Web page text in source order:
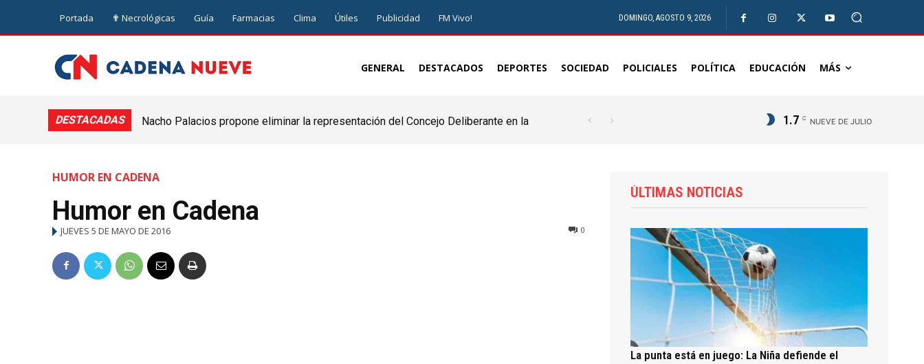
Portada ✟ Necrológicas Guía Farmacias Clima Útiles Publicidad FM Vivo! DOMINGO, AGOSTO 9, 2026
GENERAL DESTACADOS DEPORTES SOCIEDAD POLICIALES POLÍTICA EDUCACIÓN MÁS
DESTACADAS
Nacho Palacios propone eliminar la representación del Concejo Deliberante en la
1.7 C NUEVE DE JULIO
HUMOR EN CADENA
Humor en Cadena
JUEVES 5 DE MAYO DE 2016 0
ÚLTIMAS NOTICIAS
La punta está en juego: La Niña defiende el